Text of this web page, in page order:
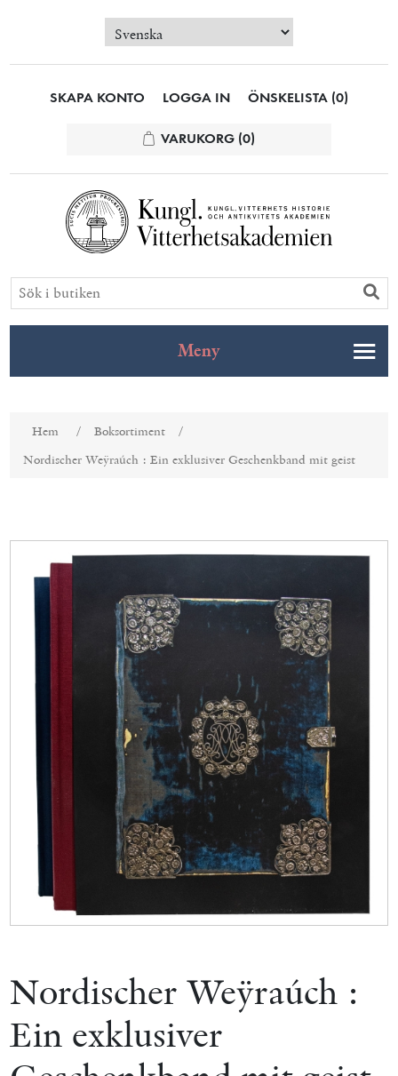
SKAPA KONTO LOGGA IN ÖNSKELISTA (0)
VARUKORG (0)
Meny
Hem / Boksortiment
/
Nordischer Weÿraúch : Ein exklusiver Geschenkband mit geist
Nordischer Weÿraúch :
Ein exklusiver